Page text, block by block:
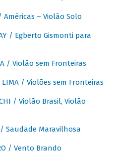
Américas – Violão Solo
/ Egberto Gismonti para
/ Violão sem Fronteiras
LIMA / Violões sem Fronteiras
/ Violão Brasil, Violão
/ Saudade Maravilhosa
/ Vento Brando